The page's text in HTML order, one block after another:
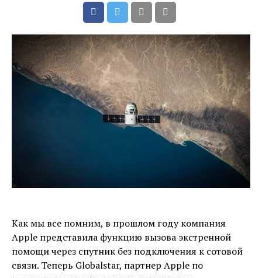
Как мы все помним, в прошлом году компания
Apple представила функцию вызова экстренной
помощи через спутник без подключения к сотовой
связи. Теперь Globalstar, партнер Apple по